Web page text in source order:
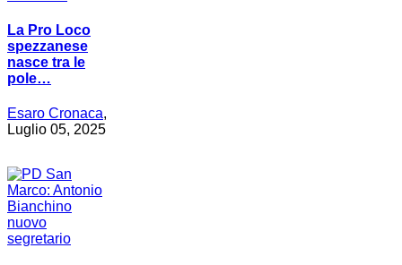
La Pro Loco
spezzanese
nasce tra le
pole…
Esaro Cronaca,
Luglio 05, 2025